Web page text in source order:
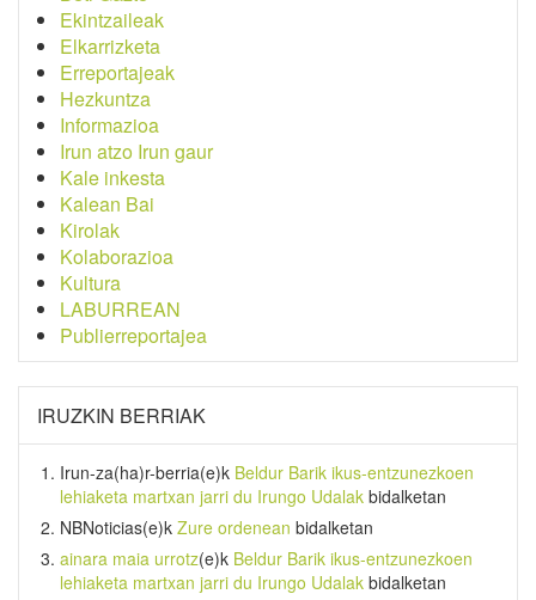
Ekintzaileak
Elkarrizketa
Erreportajeak
Hezkuntza
Informazioa
Irun atzo Irun gaur
Kale inkesta
Kalean Bai
Kirolak
Kolaborazioa
Kultura
LABURREAN
Publierreportajea
IRUZKIN BERRIAK
Irun-za(ha)r-berria(e)k Beldur Barik ikus-entzunezkoen
lehiaketa martxan jarri du Irungo Udalak bidalketan
NBNoticias(e)k Zure ordenean bidalketan
ainara maia urrotz(e)k Beldur Barik ikus-entzunezkoen
lehiaketa martxan jarri du Irungo Udalak bidalketan